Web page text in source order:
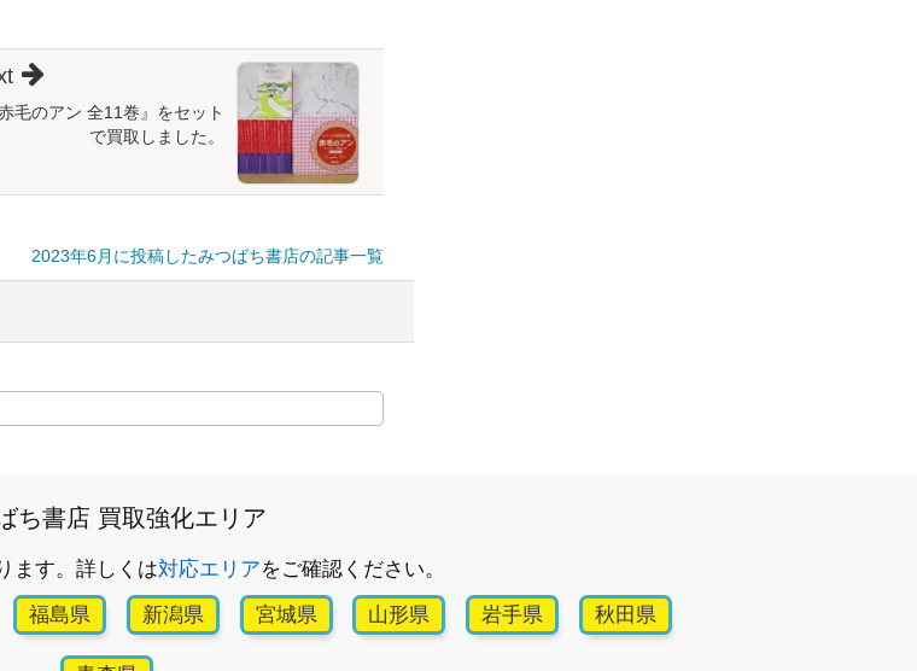
赤毛のアン 全11巻』をセット
で買取しました。
2023年6月に投稿したみつばち書店の記事一覧
ち書店 買取強化エリア
ます。詳しくは対応エリアをご確認ください。
福島県 新潟県 宮城県 山形県 岩手県 秋田県